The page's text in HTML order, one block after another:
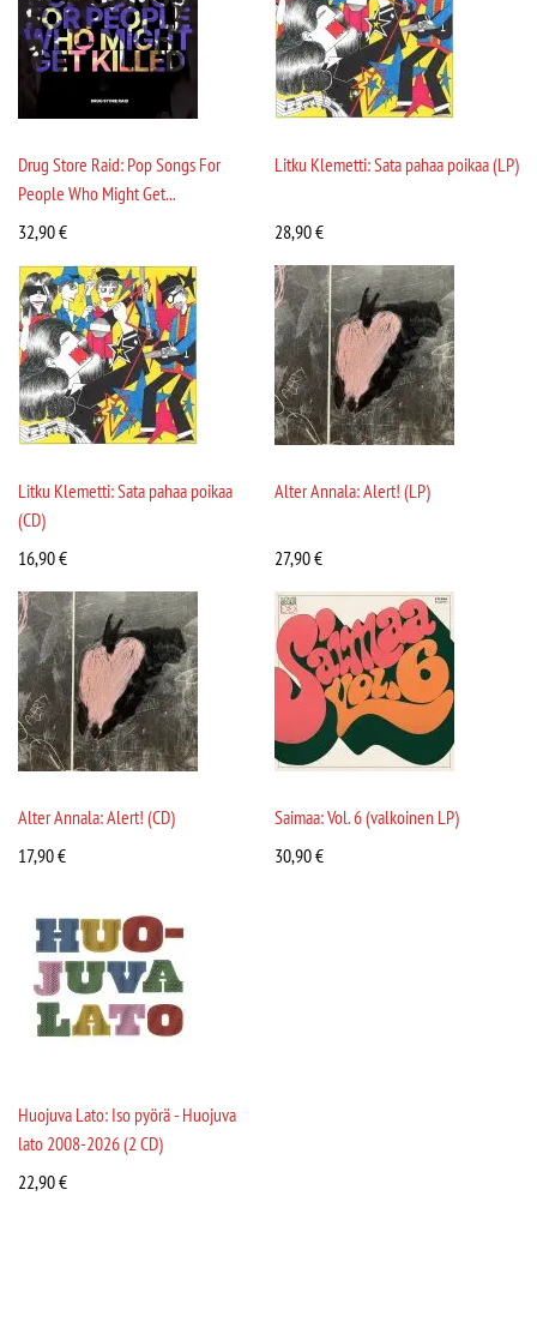
Drug Store Raid: Pop Songs For
People Who Might Get...
32,90€
Litku Klemetti: Sata pahaa poikaa (LP)
28,90€
Litku Klemetti: Sata pahaa poikaa
(CD)
16,90€
Alter Annala: Alert! (LP)
27,90€
Alter Annala: Alert! (CD)
17,90€
Saimaa: Vol. 6 (valkoinen LP)
30,90€
Huojuva Lato: Iso pyörä - Huojuva
lato 2008-2026 (2 CD)
22,90€